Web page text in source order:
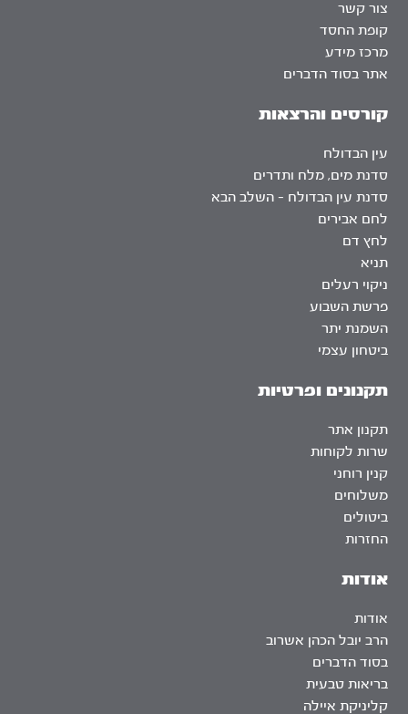
אודות
אודות
הרב יובל הכהן אשרוב
בסוד הדברים
בריאות טבעית
קליניקת איילה
צור קשר
קופת החסד
מרכז מידע
אתר בסוד הדברים
קורסים והרצאות
עין הבדולח
סדנת מים, מלח ותדרים
סדנת עין הבדולח – השלב הבא
לחם אבירים
לחץ דם
תניא
ניקוי רעלים
פרשת השבוע
השמנת יתר
ביטחון עצמי
תקנונים ופרטיות
תקנון אתר
שרות לקוחות
קנין רוחני
משלוחים
ביטולים
החזרות